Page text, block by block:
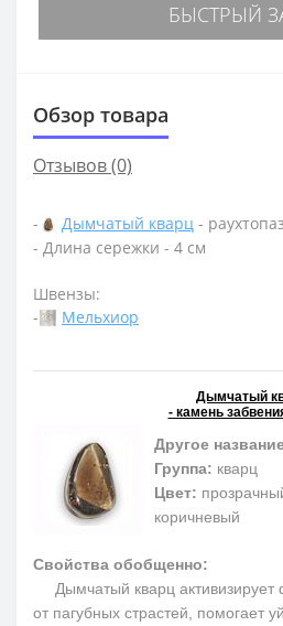
БЫСТРЫЙ
Обзор товара
Отзывов (0)
- Дымчатый кварц -
- Длина сережки - 4 см
Швензы:
-
Мельхиор
Дымчатый
- камень
Другое
Группа: кварц
Цвет:
коричневый
Свойства обобщенно:
Дымчатый кварц активизирует
от пагубных страстей, помогает